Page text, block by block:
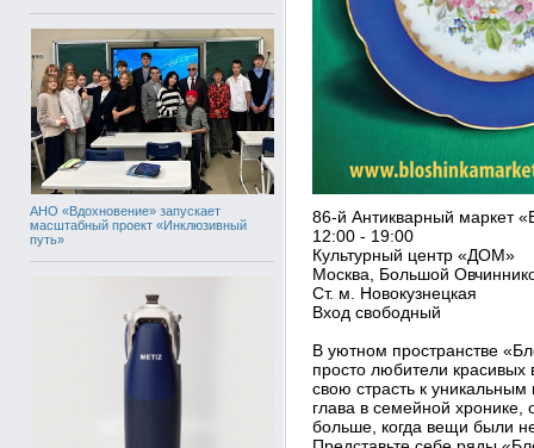
АНО «Вдохновение» запускает
масштабный проект «Инклюзивный
путь»
86-й Антикварный маркет
12:00 - 19:00
Культурный центр «ДОМ»
Москва, Большой
Ст. м. Новокузнецкая
Вход свободный
В уютном пространстве
просто любители красивых
свою страсть к
глава в семейной хронике,
больше, когда вещи были